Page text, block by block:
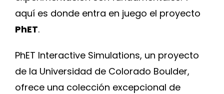
aquí es donde entra en juego el proyecto
PhET.
PhET Interactive Simulations, un proyecto
de la Universidad de Colorado Boulder,
ofrece una colección excepcional de